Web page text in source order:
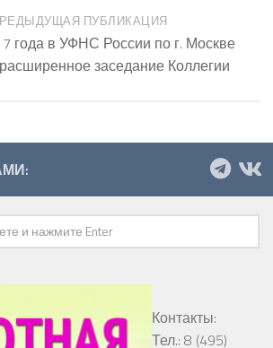
ПУБЛИКАЦИЯ
года в УФНС России по г. Москве
заседание Коллегии
Контакты:
Тел.: 8 (495)